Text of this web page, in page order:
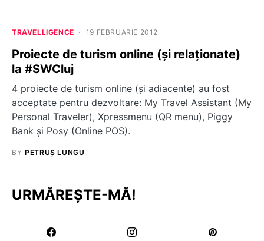
TRAVELLIGENCE 19 FEBRUARIE 2012
Proiecte de turism online (şi relaţionate)
la #SWCluj
4 proiecte de turism online (şi adiacente) au fost
acceptate pentru dezvoltare: My Travel Assistant (My
Personal Traveler), Xpressmenu (QR menu), Piggy
Bank şi Posy (Online POS).
BY PETRUȘ LUNGU
URMĂREȘTE-MĂ!